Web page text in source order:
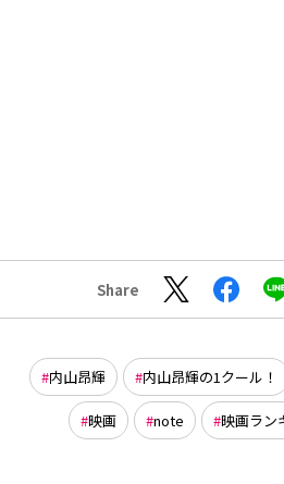
Share
内山昂輝 内山昂輝の1クール！
映画 note 映画ラン